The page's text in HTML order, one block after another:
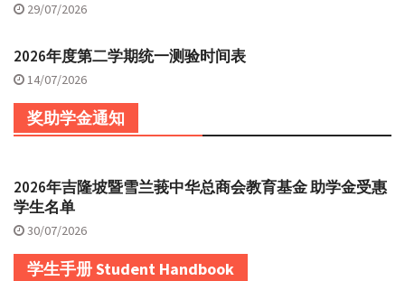
29/07/2026
2026年度第二学期统一测验时间表
14/07/2026
奖助学金通知
2026年吉隆坡暨雪兰莪中华总商会教育基金 助学金受惠
学生名单
30/07/2026
学生手册 Student Handbook